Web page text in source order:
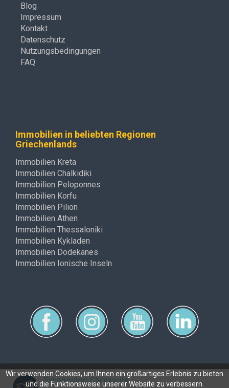
Syropoulou Chrysoula
Blog
Impressum
Kontakt
Datenschutz
Nutzungsbedingungen
FAQ
Immobilien in beliebten Regionen
Griechenlands
Immobilien Kreta
Immobilien Chalkidiki
Immobilien Peloponnes
Immobilien Korfu
Immobilien Pilion
Immobilien Athen
Immobilien Thessaloniki
Immobilien Kykladen
Immobilien Dodekanes
Immobilien Ionische Inseln
Copyright © ferimmo 2026
Wir verwenden Cookies, um Ihnen ein großartiges Erlebnis zu bieten
und die Funktionsweise unserer Website zu verbessern.